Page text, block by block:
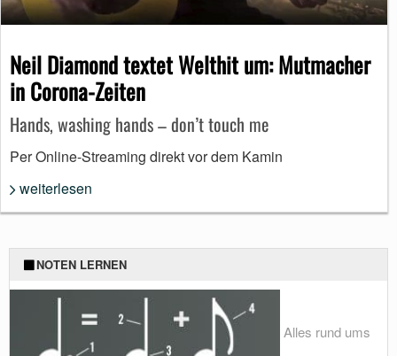
Neil Diamond textet Welthit um: Mutmacher
in Corona-Zeiten
Hands, washing hands – don’t touch me
Per Online-Streaming direkt vor dem Kamin
weiterlesen
NOTEN LERNEN
Alles rund ums